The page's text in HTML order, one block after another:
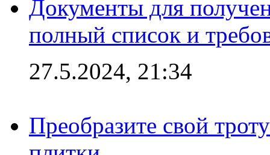
Документы для
полный список и
27.5.2024, 21:34
Преобразите свой